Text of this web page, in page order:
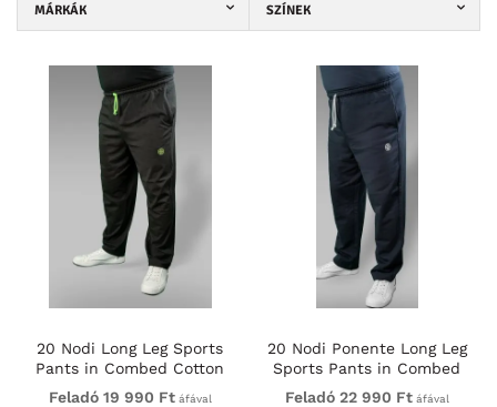
MÁRKÁK SZÍNEK
20 Nodi Long Leg Sports
Pants in Combed Cotton
Jersey Black
Feladó 19 990 Ftáfával
20 Nodi Ponente Long Leg
Sports Pants in Combed
Fleece Cotton Navy
Feladó 22 990 Ftáfával